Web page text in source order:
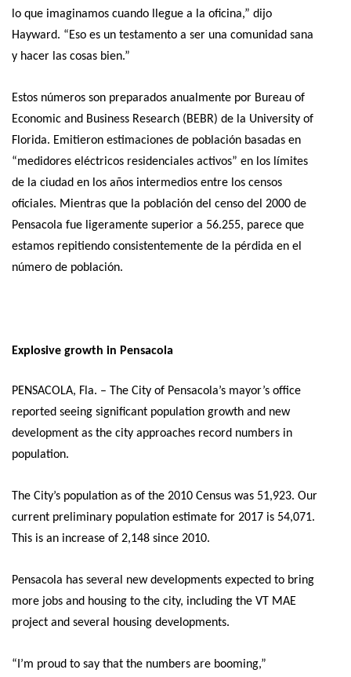
lo que imaginamos cuando llegue a la oficina,” dijo
Hayward. “Eso es un testamento a ser una comunidad sana
y hacer las cosas bien.”
Estos números son preparados anualmente por Bureau of
Economic and Business Research (BEBR) de la University of
Florida. Emitieron estimaciones de población basadas en
“medidores eléctricos residenciales activos” en los límites
de la ciudad en los años intermedios entre los censos
oficiales. Mientras que la población del censo del 2000 de
Pensacola fue ligeramente superior a 56.255, parece que
estamos repitiendo consistentemente de la pérdida en el
número de población.
Explosive growth in Pensacola
PENSACOLA, Fla. – The City of Pensacola’s mayor’s office
reported seeing significant population growth and new
development as the city approaches record numbers in
population.
The City’s population as of the 2010 Census was 51,923. Our
current preliminary population estimate for 2017 is 54,071.
This is an increase of 2,148 since 2010.
Pensacola has several new developments expected to bring
more jobs and housing to the city, including the VT MAE
project and several housing developments.
“I’m proud to say that the numbers are booming,”